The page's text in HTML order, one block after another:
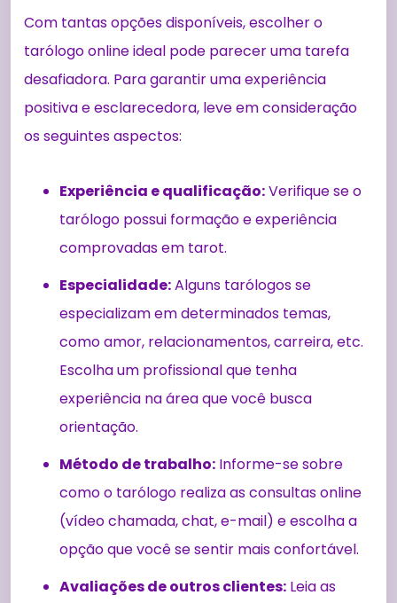
Com tantas opções disponíveis, escolher o
tarólogo online ideal pode parecer uma tarefa
desafiadora. Para garantir uma experiência
positiva e esclarecedora, leve em consideração
os seguintes aspectos:
Experiência e qualificação:Verifique se o
tarólogo possui formação e experiência
comprovadas em tarot.
Especialidade:Alguns tarólogos se
especializam em determinados temas,
como amor, relacionamentos, carreira, etc.
Escolha um profissional que tenha
experiência na área que você busca
orientação.
Método de trabalho: Informe-se sobre
como o tarólogo realiza as consultas online
(vídeo chamada, chat, e-mail) e escolha a
opção que você se sentir mais confortável.
Avaliações de outros clientes: Leia as